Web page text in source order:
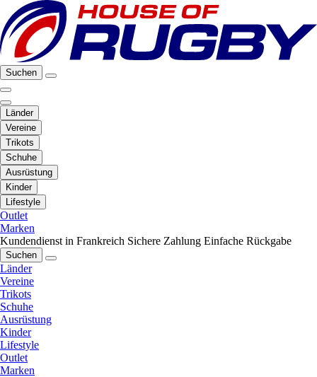
Suchen
Länder
Vereine
Trikots
Schuhe
Ausrüstung
Kinder
Lifestyle
Outlet
Marken
Kundendienst in Frankreich Sichere Zahlung Einfache Rückgabe
Suchen
Länder
Vereine
Trikots
Schuhe
Ausrüstung
Kinder
Lifestyle
Outlet
Marken